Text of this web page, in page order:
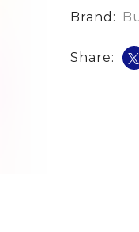
Brand:
Share: